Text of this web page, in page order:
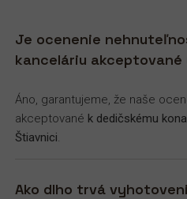
Je ocenenie
kanceláriu akceptované
Áno, garantujeme, že naše
akceptované k dedičskému
Štiavnici.
Ako dlho trvá